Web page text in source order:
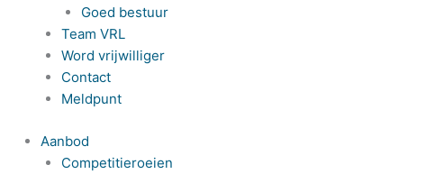
Goed bestuur
Team VRL
Word vrijwilliger
Contact
Meldpunt
Aanbod
Competitieroeien